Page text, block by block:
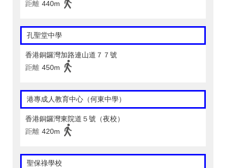
距離 440m
孔聖堂中學
香港銅鑼灣加路連山道７７號
距離 450m
港專成人教育中心（何東中學）
香港銅鑼灣東院道５號（夜校）
距離 420m
聖保祿學校